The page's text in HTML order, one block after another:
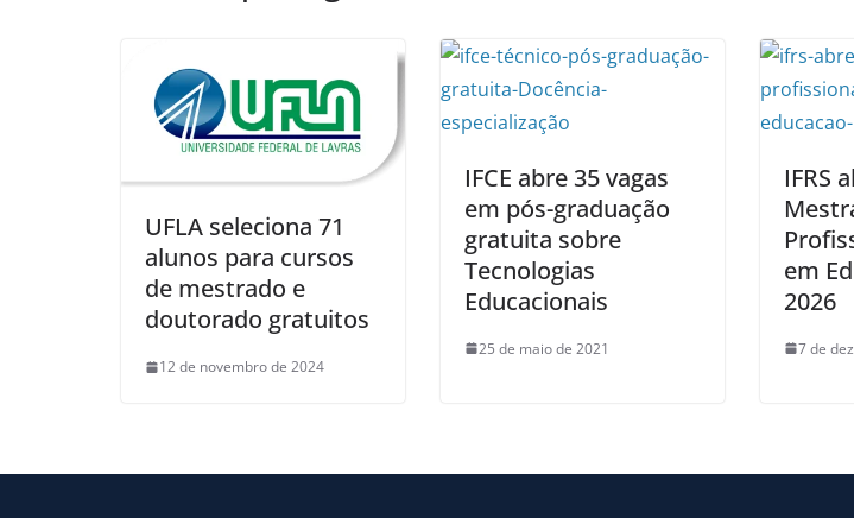
UFLA seleciona 71
alunos para cursos
de mestrado e
doutorado gratuitos
12 de novembro de 2024
IFCE abre 35 vagas
em pós-graduação
gratuita sobre
Tecnologias
Educacionais
25 de maio de 2021
IFRS
em
2026
7 de